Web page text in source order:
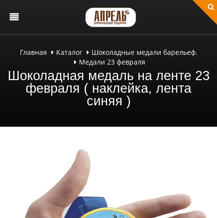
Главная Каталог
Шоколадные медали барельеф.
Медали 23 февраля
Шоколадная медаль на ленте 23
февраля ( наклейка, лента
синяя )